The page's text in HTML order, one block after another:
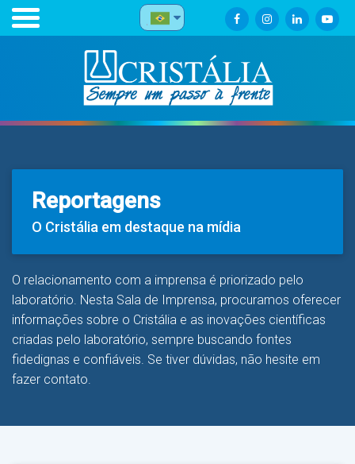
Reportagens
O Cristália em destaque na mídia
O relacionamento com a imprensa é priorizado pelo
laboratório. Nesta Sala de Imprensa, procuramos oferecer
informações sobre o Cristália e as inovações científicas
criadas pelo laboratório, sempre buscando fontes
fidedignas e confiáveis. Se tiver dúvidas, não hesite em
fazer contato.